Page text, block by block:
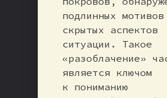
подлинных
скрытых аспектов
ситуации. Такое
«разоблачение»
является ключом
к пониманию